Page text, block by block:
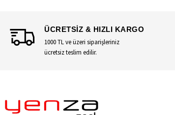
ÜCRETSİZ & HIZLI KARGO
1000 TL ve üzeri siparişleriniz
ücretsiz teslim edilir.